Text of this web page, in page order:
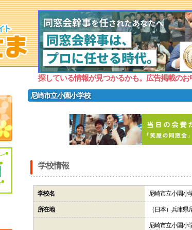
探している情報が見つかるかも。広告掲載の
尼崎市立小園小学校
学校情報
学校名 尼崎市立小園小
所在地 （日本）兵庫県
尼崎市立小園小